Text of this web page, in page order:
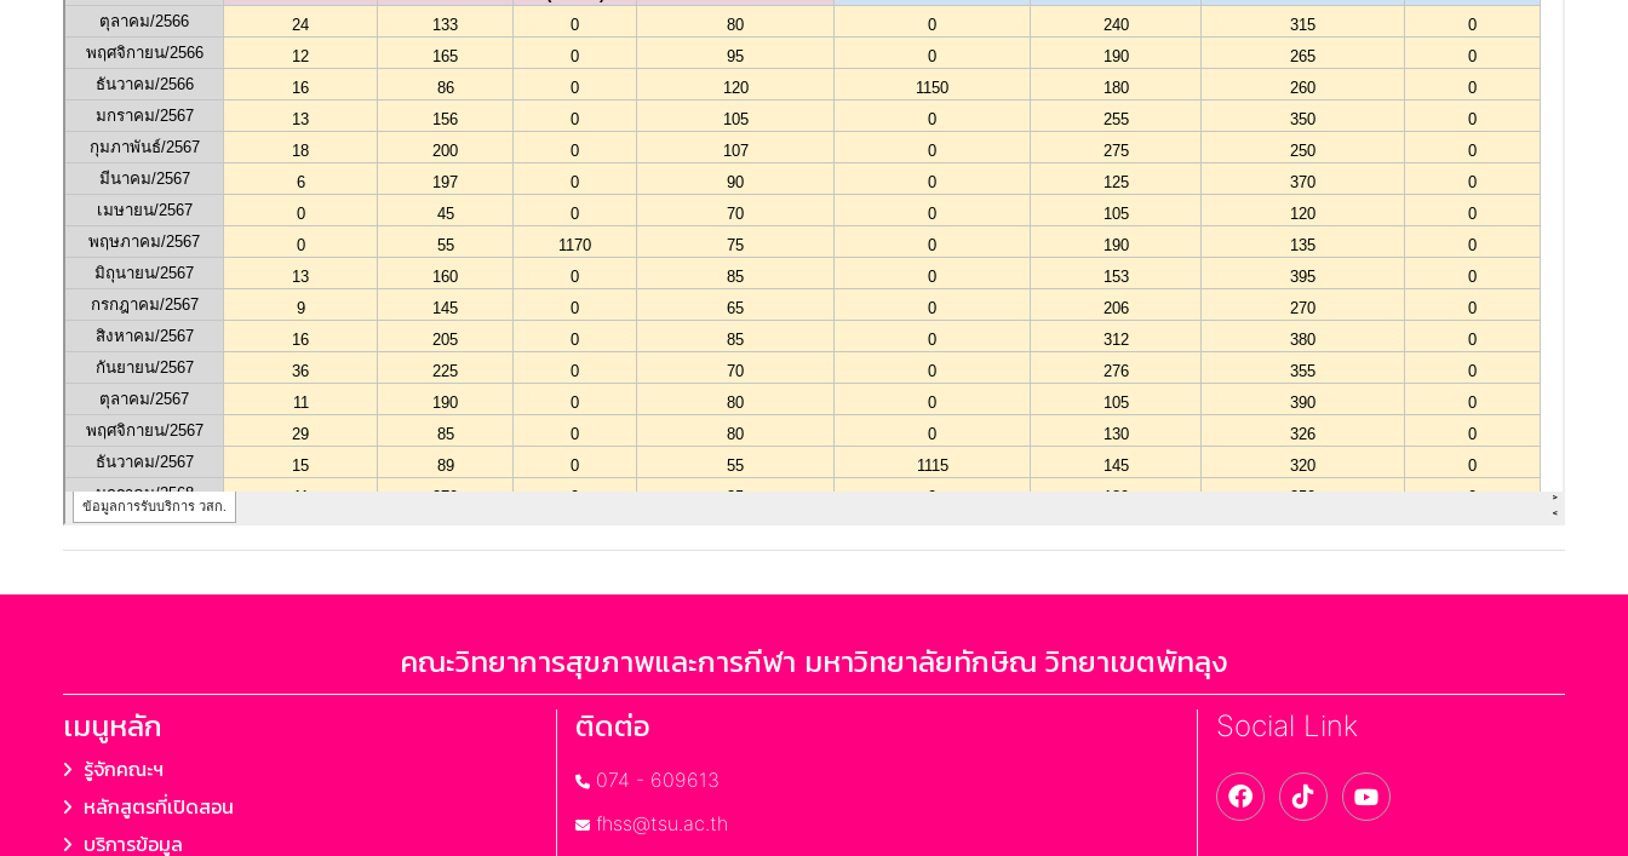
คณะวิทยาการสุขภาพและการกีฬา มหาวิทยาลัยทักษิณ วิทยาเขตพัทลุง
เมนูหลัก
รู้จักคณะฯ
หลักสูตรที่เปิดสอน
บริการข้อมูล
ติดต่อ
074 - 609613
fhss@tsu.ac.th
Social Link